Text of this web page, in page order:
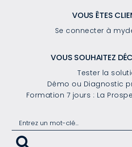
VOUS ÊTES
Se connecter à
VOUS SOUHAITEZ
Tester la
Démo ou Diagnostic
Formation 7 jours : La